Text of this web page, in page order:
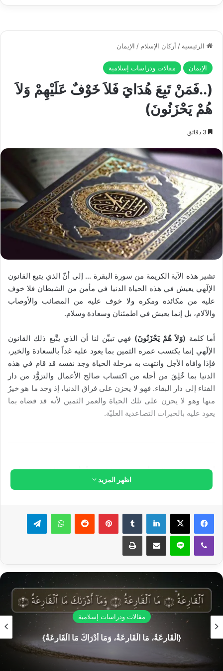
الصيغ المتوفرة:
كتاب إلكتروني:
معلومات الكتاب الإلكتروني
الكتاب الإلكتروني بصيغة PDF، ePUB.
الكتاب الإلكتروني مجاني.
الكتاب متوفر على منصات غوغل بلاي، أبل ستور،
أمازون.
أضف إلى السلة
فهرس الكتاب:
Play